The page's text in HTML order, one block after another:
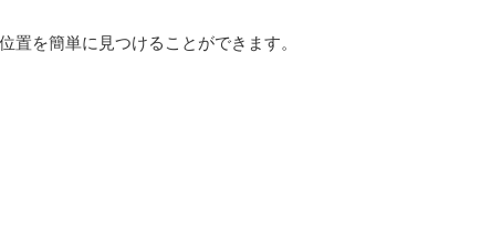
を簡単に見つけることができます。